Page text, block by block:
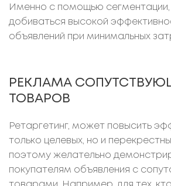
Именно с помощью
добиваться высокой
объявлений при минимальных
РЕКЛАМА
ТОВАРОВ
Ретаргетинг, может повысить
только целевых, но и
поэтому желательно
покупателям объявления с
товарами. Например, для тех,